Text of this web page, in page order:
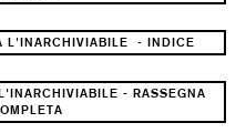
L'INARCHIVIABILE - INDICE
- RASSEGNA